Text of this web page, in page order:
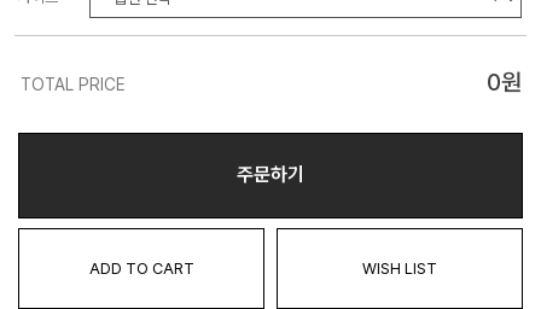
TOTAL PRICE 0원
주문하기
ADD TO CART WISH LIST